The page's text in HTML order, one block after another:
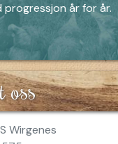
år for år.
oss
Wirgenes